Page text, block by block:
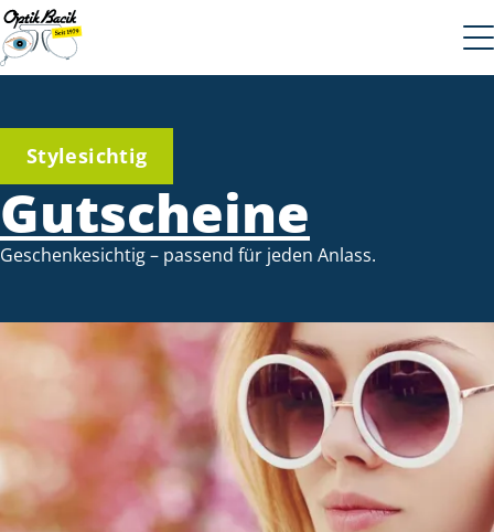
Stylesichtig
Gutscheine
Geschenkesichtig – passend für jeden Anlass.